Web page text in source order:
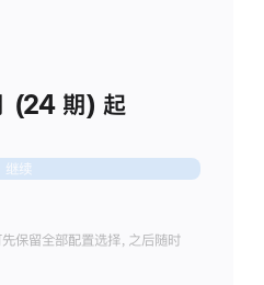
(24 期) 起
继续
保留全部配置选择，之后随时